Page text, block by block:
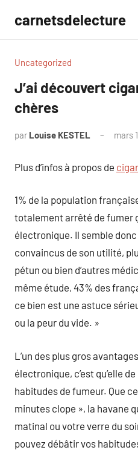
contenu
carnetsdelecture
Uncategorized
J’ai découvert
chères
par Louise KESTEL mars
Plus d’infos à propos de
1% de la population
totalement arrêté de fumer
électronique. Il semble
convaincus de son utilité,
pétun ou bien d’autres
même étude, 43% des
ce bien est une astuce
ou la peur du vide. »
L’un des plus gros
électronique, c’est qu’elle
habitudes de fumeur. Que
minutes clope », la havane
matinal ou votre verre du
pouvez débâtir vos